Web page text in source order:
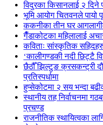
विदुरका किसानलाई २ दिने
भूमि आयोग चितवनले पायो
ककनीका तीन घर
गैँडाकोटका महिलालाई
कविताः सांस्कृतिक
‘कालीगण्डकी नदी छिट्टै
छैठौँ झिल्टुङ क्रसकन्ट्री
प्रतिस्पर्धामा
हुप्सेकोटमा २ सय भन्दा
स्थानीय तह निर्वाचनमा
प्रचण्ड
राजनीतिक स्थायित्वका